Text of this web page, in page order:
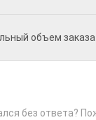
объем заказа
без ответа?